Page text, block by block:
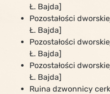
Ł. Bajda]
Pozostałości
Ł. Bajda]
Pozostałości
Ł. Bajda]
Pozostałości
Ł. Bajda]
Ruina dzwonnicy